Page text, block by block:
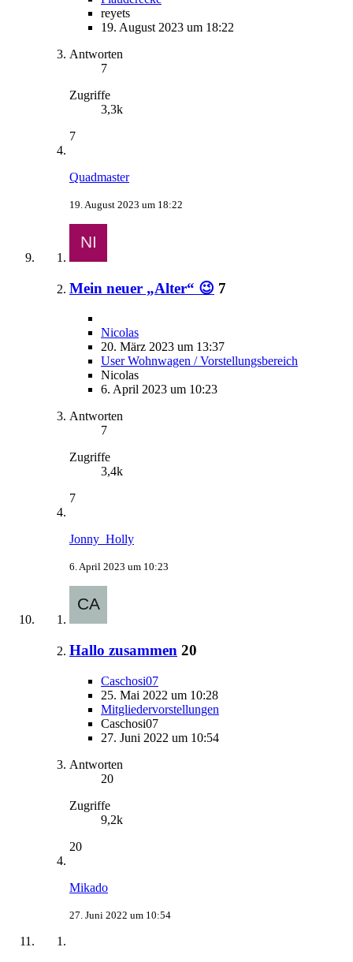
reyets
19. August 2023 um 18:22
Antworten
7
Zugriffe
3,3k
7
Quadmaster
19. August 2023 um 18:22
Mein neuer „Alter“ 😉 7
Nicolas
20. März 2023 um 13:37
User Wohnwagen / Vorstellungsbereich
Nicolas
6. April 2023 um 10:23
Antworten
7
Zugriffe
3,4k
7
Jonny_Holly
6. April 2023 um 10:23
Hallo zusammen 20
Caschosi07
25. Mai 2022 um 10:28
Mitgliedervorstellungen
Caschosi07
27. Juni 2022 um 10:54
Antworten
20
Zugriffe
9,2k
20
Mikado
27. Juni 2022 um 10:54